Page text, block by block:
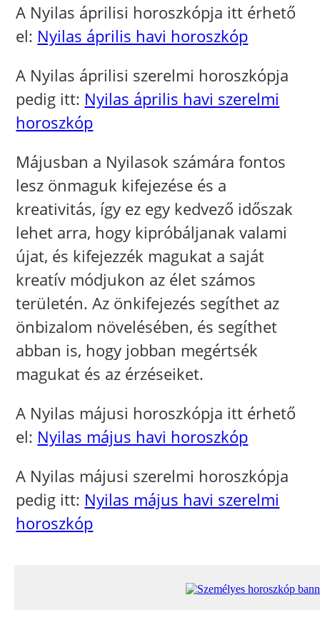
A Nyilas áprilisi horoszkópja itt érhető
el: Nyilas április havi horoszkóp
A Nyilas áprilisi szerelmi horoszkópja
pedig itt: Nyilas április havi szerelmi
horoszkóp
Májusban a Nyilasok számára fontos
lesz önmaguk kifejezése és a
kreativitás, így ez egy kedvező időszak
lehet arra, hogy kipróbáljanak valami
újat, és kifejezzék magukat a saját
kreatív módjukon az élet számos
területén. Az önkifejezés segíthet az
önbizalom növelésében, és segíthet
abban is, hogy jobban megértsék
magukat és az érzéseiket.
A Nyilas májusi horoszkópja itt érhető
el: Nyilas május havi horoszkóp
A Nyilas májusi szerelmi horoszkópja
pedig itt: Nyilas május havi szerelmi
horoszkóp